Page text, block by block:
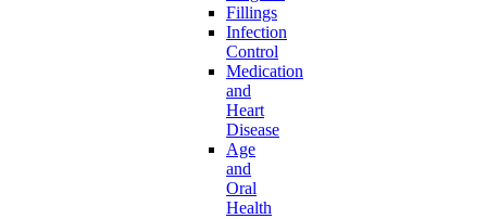
Fillings
Infection
Control
Medication
and
Heart
Disease
Age
and
Oral
Health